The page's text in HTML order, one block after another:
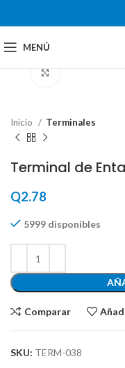
MENÚ
Inicio Terminales
Terminal de
Q2.78
5999 disponibles
Comparar
SKU: TERM-038